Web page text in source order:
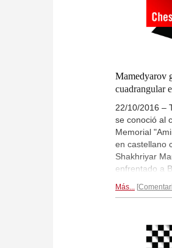
Mamedyarov
cuadrangular
22/10/2016 –
se conoció al
Memorial
en castellano
Shakhriyar
enfrentado a
final en 8/12.
Gelfand con
Más...